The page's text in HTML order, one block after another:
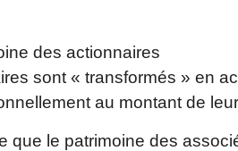
des actionnaires
sont « transformés » en
au montant de
que le patrimoine des